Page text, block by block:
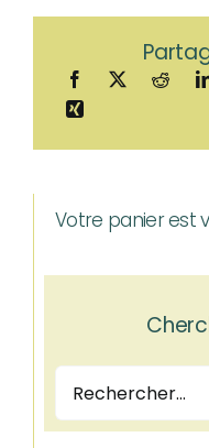
Votre panier est
Rechercher: